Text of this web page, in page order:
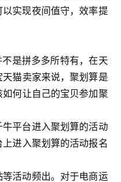
实现夜间值守，效率提
是拼多多所特有，在天
猫卖家来说，聚划算是
何让自己的宝贝参加聚
平台进入聚划算的活动
进入聚划算的活动报名
活动频出。对于电商运